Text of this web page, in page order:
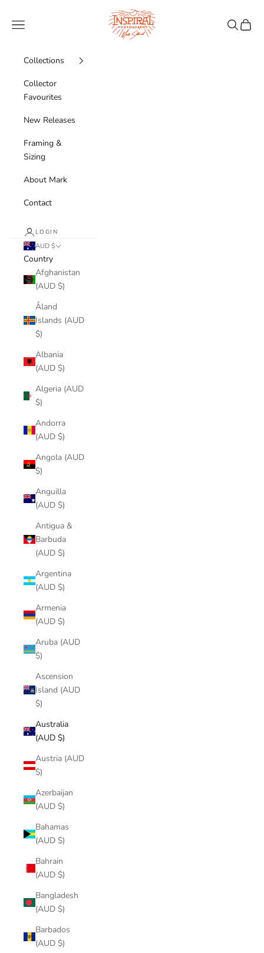
Inspiral Photography
Navigation menu Search
Cart
Collections
Collector
Favourites
New Releases
Framing &
Sizing
About Mark
Contact
LOGIN
AUD $
Country
Afghanistan
(AUD $)
Åland
Islands (AUD
$)
Albania
(AUD $)
Algeria (AUD
$)
Andorra
(AUD $)
Angola (AUD
$)
Anguilla
(AUD $)
Antigua &
Barbuda
(AUD $)
Argentina
(AUD $)
Armenia
(AUD $)
Aruba (AUD
$)
Ascension
Island (AUD
$)
Australia
(AUD $)
Austria (AUD
$)
Azerbaijan
(AUD $)
Bahamas
(AUD $)
Bahrain
(AUD $)
Bangladesh
(AUD $)
Barbados
(AUD $)